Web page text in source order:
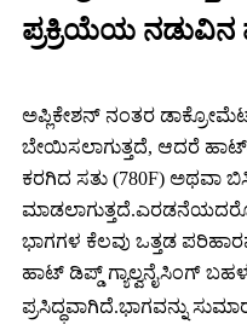
ಪ್ರಕ್ರಿಯೆಯ ನಡುವಿನ
ಅಪ್ಲಿಕೇಶನ್ ನಂತರ ಡಾಕ್ರೋಮೆಟ್
ಬೇಯಿಸಲಾಗುತ್ತದೆ, ಆದರೆ ಹಾಟ್-
ಕರಗಿದ ಸತು (780F) ಅಥವಾ
ಭಾಗಗಳ ಕೆಲವು ಒತ್ತಡ
ಹಾಟ್ ಡಿಪ್ಡ್ ಗ್ಯಾಲ್ವನೈಸಿಂಗ್
ಪ್ರಸಿದ್ಧವಾಗಿದೆ.ಭಾಗವನ್ನು